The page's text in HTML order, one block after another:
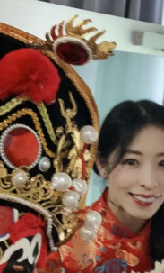
派遣 パッションプリ
· 7 8月
す
しました
ン和歌山旅 白浜町・
がお疲れ様を言い合う
な人と繋がりたい
シャン
ック
ン派遣